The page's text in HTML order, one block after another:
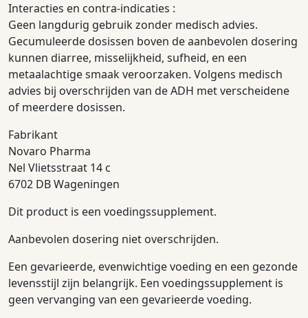
Interacties en contra-indicaties :
Geen langdurig gebruik zonder medisch advies.
Gecumuleerde dosissen boven de aanbevolen dosering
kunnen diarree, misselijkheid, sufheid, en een
metaalachtige smaak veroorzaken. Volgens medisch
advies bij overschrijden van de ADH met verscheidene
of meerdere dosissen.
Fabrikant
Novaro Pharma
Nel Vlietsstraat 14 c
6702 DB Wageningen
Dit product is een voedingssupplement.
Aanbevolen dosering niet overschrijden.
Een gevarieerde, evenwichtige voeding en een gezonde
levensstijl zijn belangrijk. Een voedingssupplement is
geen vervanging van een gevarieerde voeding.